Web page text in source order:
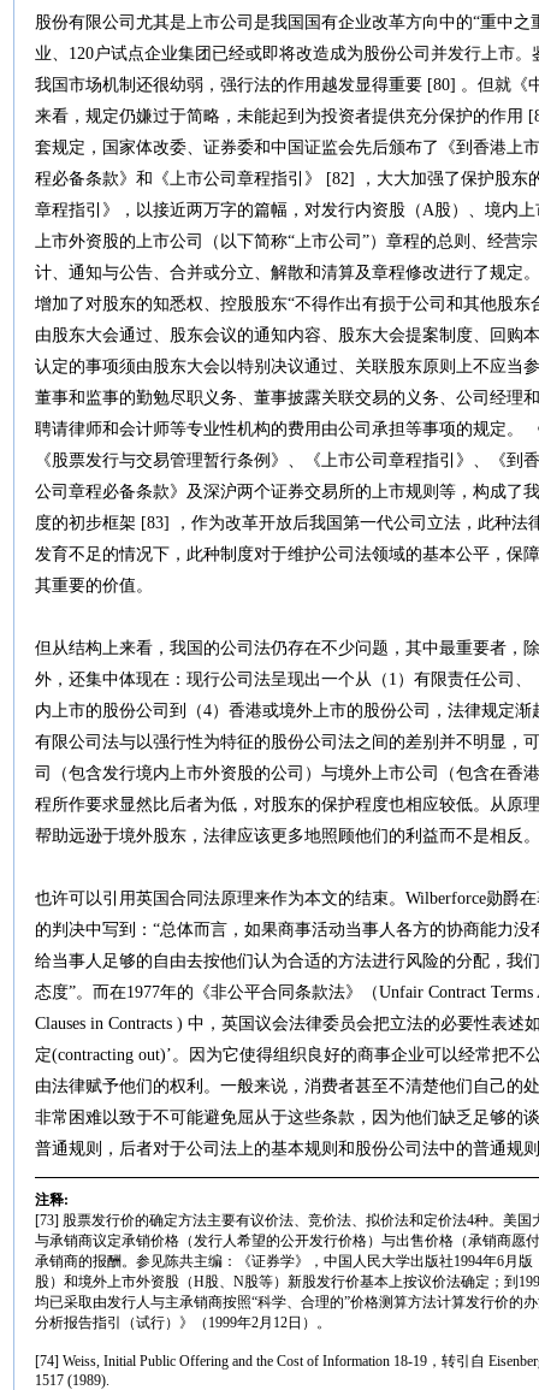
股份有限公司尤其是上市公司是我国国有企业改革方向中的“重中
业、120户试点企业集团已经或即将改造成为股份公司并发行上市
我国市场机制还很幼弱，强行法的作用越发显得重要 [80] 。但就《
来看，规定仍嫌过于简略，未能起到为投资者提供充分保护的作用
套规定，国家体改委、证券委和中国证监会先后颁布了《到香港上
程必备条款》和《上市公司章程指引》 [82] ，大大加强了保护股东
章程指引》，以接近两万字的篇幅，对发行内资股（A股）、境内
上市外资股的上市公司（以下简称“上市公司”）章程的总则、经营
计、通知与公告、合并或分立、解散和清算及章程修改进行了规定
增加了对股东的知悉权、控股股东“不得作出有损于公司和其他股
由股东大会通过、股东会议的通知内容、股东大会提案制度、回购
认定的事项须由股东大会以特别决议通过、关联股东原则上不应当
董事和监事的勤勉尽职义务、董事披露关联交易的义务、公司经理
聘请律师和会计师等专业性机构的费用由公司承担等事项的规定。
《股票发行与交易管理暂行条例》、《上市公司章程指引》、《到
公司章程必备条款》及深沪两个证券交易所的上市规则等，构成了
度的初步框架 [83] ，作为改革开放后我国第一代公司立法，此种
发育不足的情况下，此种制度对于维护公司法领域的基本公平，保
其重要的价值。
但从结构上来看，我国的公司法仍存在不少问题，其中最重要者，
外，还集中体现在：现行公司法呈现出一个从（1）有限责任公司
内上市的股份公司到（4）香港或境外上市的股份公司，法律规定
有限公司法与以强行性为特征的股份公司法之间的差别并不明显，
司（包含发行境内上市外资股的公司）与境外上市公司（包含在香
程所作要求显然比后者为低，对股东的保护程度也相应较低。从原
帮助远逊于境外股东，法律应该更多地照顾他们的利益而不是相反。
也许可以引用英国合同法原理来作为本文的结束。Wilberforce勋爵在
的判决中写到：“总体而言，如果商事活动当事人各方的协商能力
给当事人足够的自由去按他们认为合适的方法进行风险的分配，我
态度”。而在1977年的《非公平合同条款法》（Unfair Contract
Clauses in Contracts ) 中，英国议会法律委员会把立法的必要性表
定(contracting out)’。因为它使得组织良好的商事企业可以经常把
由法律赋予他们的权利。一般来说，消费者甚至不清楚他们自己的
非常困难以致于不可能避免屈从于这些条款，因为他们缺乏足够的
普通规则，后者对于公司法上的基本规则和股份公司法中的普通规
注释:
[73] 股票发行价的确定方法主要有议价法、竞价法、拟价法和定价法4种。美
与承销商议定承销价格（发行人希望的公开发行价格）与出售价格（承销商愿
承销商的报酬。参见陈共主编：《证券学》，中国人民大学出版社1994年6月
股）和境外上市外资股（H股、N股等）新股发行价基本上按议价法确定；到
均已采取由发行人与主承销商按照“科学、合理的”价格测算方法计算发行价的
分析报告指引（试行）》（1999年2月12日）。
[74] Weiss, Initial Public Offering and the Cost of Information 18-19，转引自
1517 (1989).